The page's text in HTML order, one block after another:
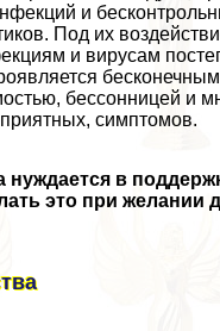
и
Под их
и вирусам
бессонницей и
симптомов.
нуждается в
это при желании